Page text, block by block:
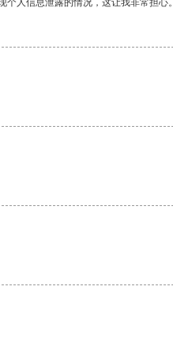
人信息泄露的情况，这让我非常担心。